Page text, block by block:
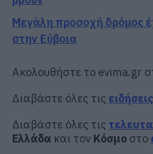
Μεγάλη προσοχή δρόμος
στην Εύβοια
Ακολουθήστε το evima.gr
Διαβάστε όλες τις
Διαβάστε όλες τις
Ελλάδα και τον Κόσμο στο